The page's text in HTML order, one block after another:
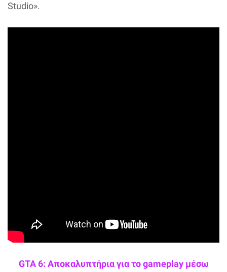
Studio».
GTA 6: Αποκαλυπτήρια για το gameplay μέσω